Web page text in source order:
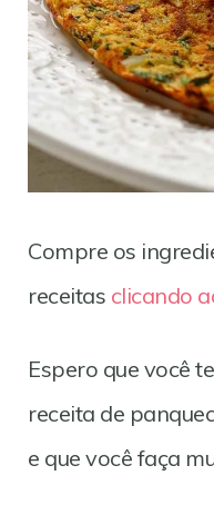
Compre os
receitas clicando
Espero que você
receita de
e que você faça